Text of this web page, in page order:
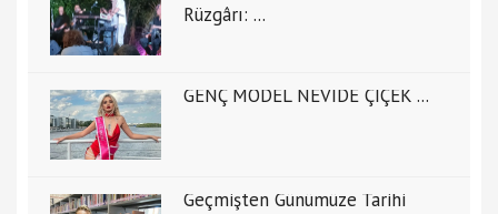
Rüzgârı: ...
GENÇ MODEL NEVİDE ÇİÇEK ...
Geçmişten Günümüze Tarihi